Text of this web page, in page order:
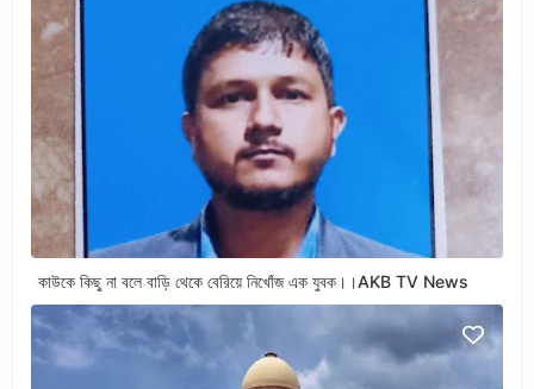
কাউকে কিছু না বলে বাড়ি থেকে বেরিয়ে নিখোঁজ এক যুবক।।AKB TV News